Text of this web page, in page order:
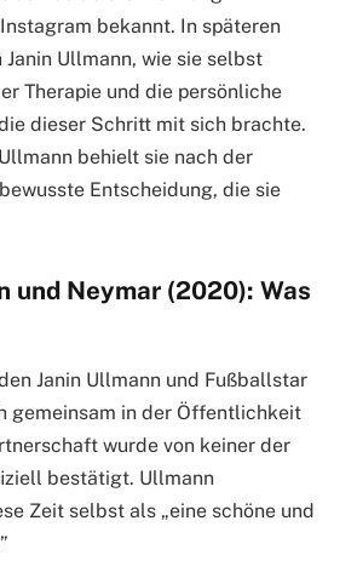
bekannt. In späteren
Ullmann, wie sie selbst
Therapie und die persönliche
dieser Schritt mit sich brachte.
behielt sie nach der
Entscheidung, die sie
und Neymar (2020): Was
Janin Ullmann und Fußballstar
gemeinsam in der Öffentlichkeit
wurde von keiner der
bestätigt. Ullmann
Zeit selbst als „eine schöne und